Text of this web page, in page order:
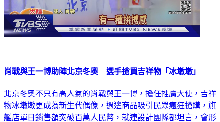
肖戰與王一博助陣北京冬奧 選手搶買吉祥物「冰墩墩」
北京冬奧不只有高人氣的肖戰與王一博，擔任推廣大使，吉祥
物冰墩墩更成為新生代偶像，週邊商品吸引民眾瘋狂搶購，旗
艦店單日銷售額突破百萬人民幣，就連設計團隊都坦言，會形